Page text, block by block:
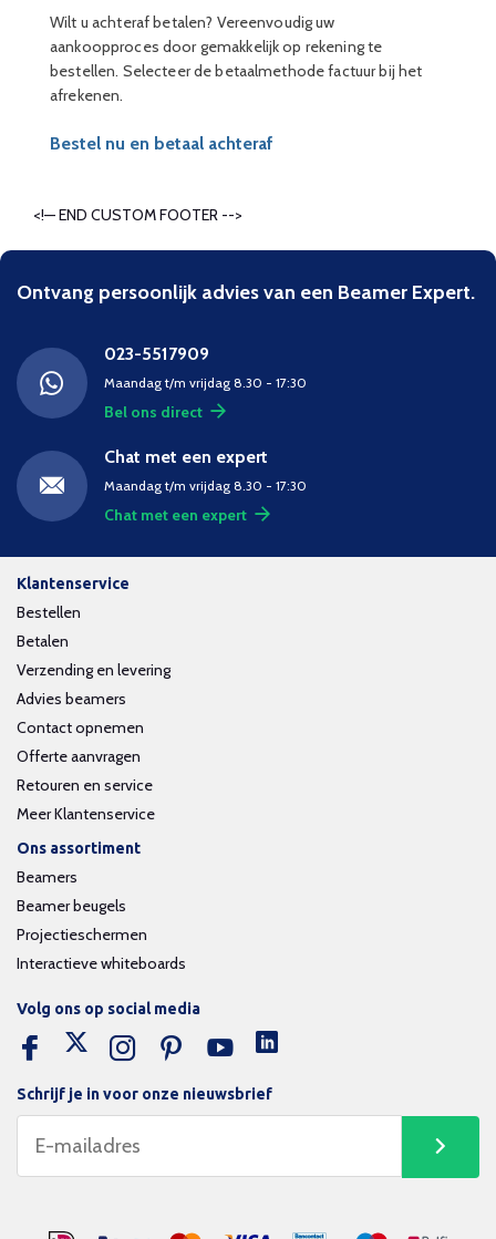
Wilt u achteraf betalen? Vereenvoudig uw
aankoopproces door gemakkelijk op rekening te
bestellen. Selecteer de betaalmethode factuur bij het
afrekenen.
Bestel nu en betaal achteraf
<!— END CUSTOM FOOTER -->
Ontvang persoonlijk advies van een Beamer Expert.
023-5517909
Maandag t/m vrijdag 8.30 - 17:30
Bel ons direct
Chat met een expert
Maandag t/m vrijdag 8.30 - 17:30
Chat met een expert
Klantenservice
Bestellen
Betalen
Verzending en levering
Advies beamers
Contact opnemen
Offerte aanvragen
Retouren en service
Meer Klantenservice
Ons assortiment
Beamers
Beamer beugels
Projectieschermen
Interactieve whiteboards
Schrijf je in voor onze nieuwsbrief
Volg ons op social media